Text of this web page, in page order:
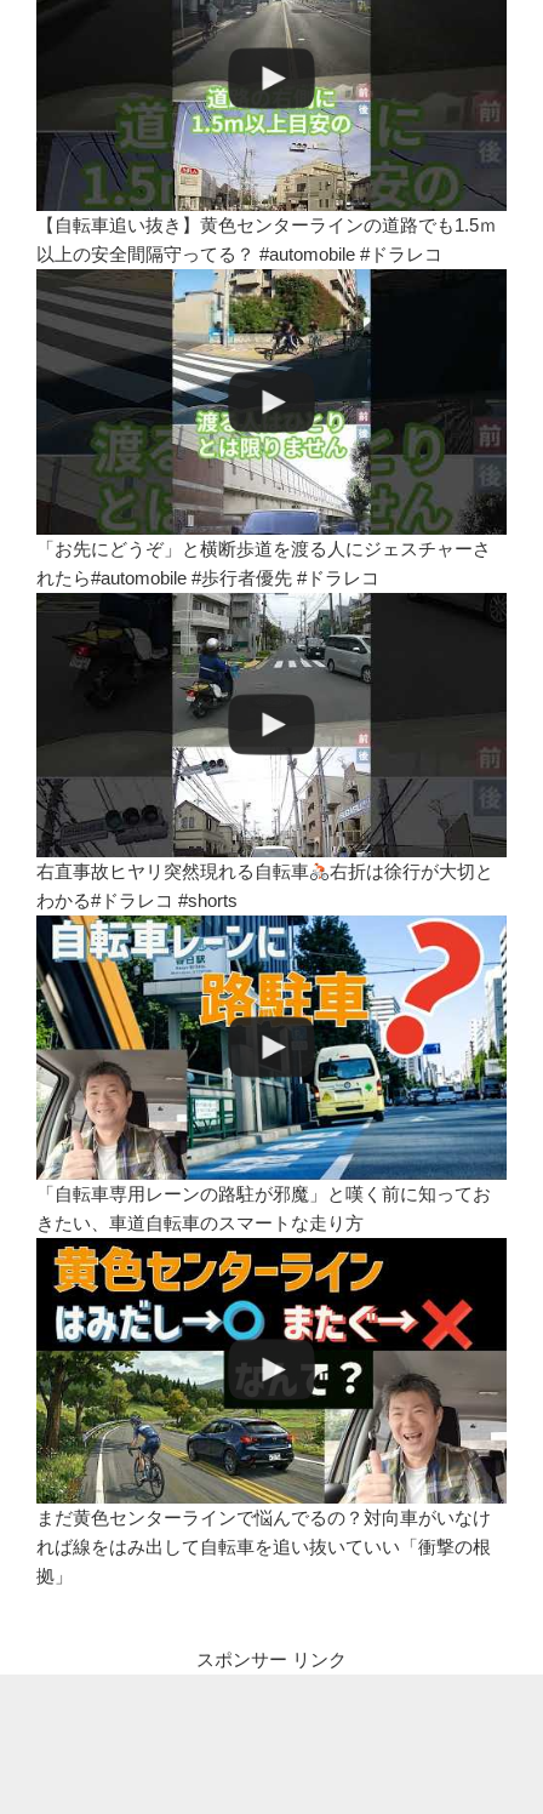
【自転車追い抜き】黄色センターラインの道路でも1.5ｍ
以上の安全間隔守ってる？ #automobile #ドラレコ
「お先にどうぞ」と横断歩道を渡る人にジェスチャーさ
れたら#automobile #歩行者優先 #ドラレコ
右直事故ヒヤリ突然現れる自転車
右折は徐行が大切と
わかる#ドラレコ #shorts
「自転車専用レーンの路駐が邪魔」と嘆く前に知ってお
きたい、車道自転車のスマートな走り方
まだ黄色センターラインで悩んでるの？対向車がいなけ
れば線をはみ出して自転車を追い抜いていい「衝撃の根
拠」
スポンサー リンク